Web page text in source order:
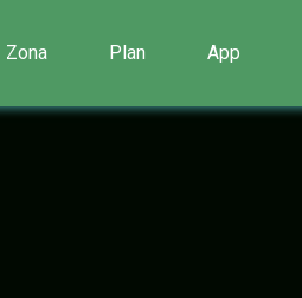
Zona Plan App